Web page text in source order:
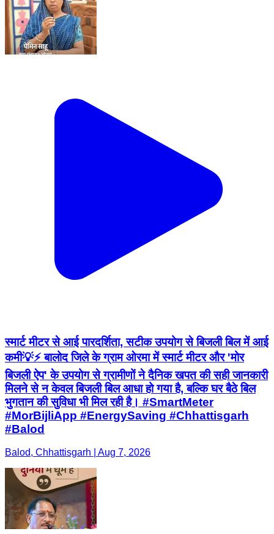
स्मार्ट मीटर से आई पारदर्शिता, सटीक उपयोग से बिजली बिल में आई
कमी💡⚡ बालोद जिले के ग्राम ओरमा में स्मार्ट मीटर और 'मोर
बिजली ऐप' के उपयोग से ग्रामीणों ने दैनिक खपत की सही जानकारी
मिलने से न केवल बिजली बिल आधा हो गया है, बल्कि घर बैठे बिल
भुगतान की सुविधा भी मिल रही है। #SmartMeter
#MorBijliApp #EnergySaving #Chhattisgarh
#Balod
Balod, Chhattisgarh | Aug 7, 2026